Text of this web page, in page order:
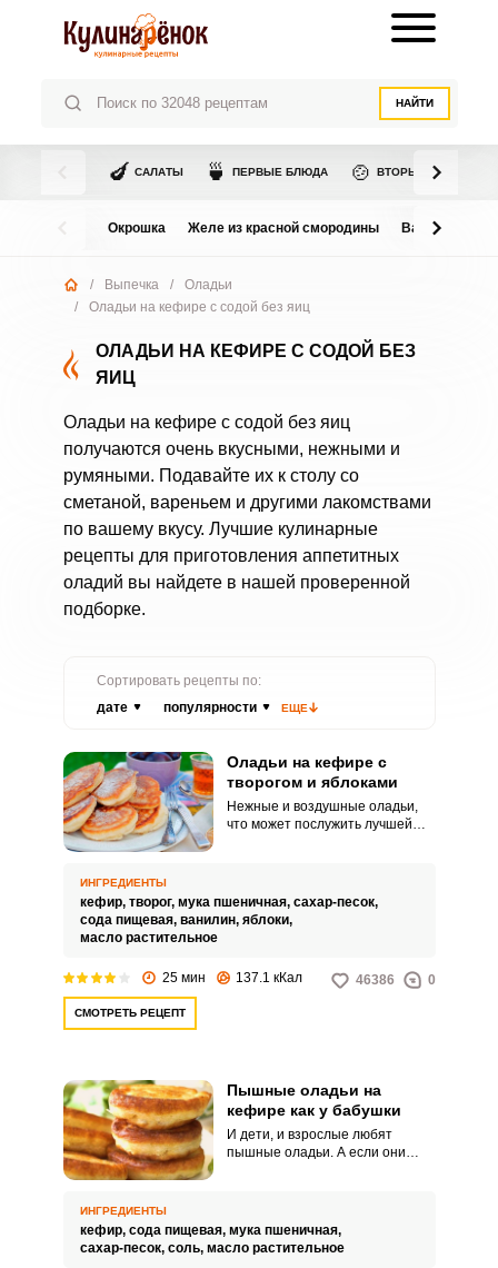
НАЙТИ
🍆 САЛАТЫ 🍵 ПЕРВЫЕ БЛЮДА 🍲 ВТОРЫЕ БЛЮДА
Окрошка Желе из красной смородины Варенье из
/ Выпечка /
Оладьи
/
Оладьи на кефире с содой без яиц
ОЛАДЬИ НА КЕФИРЕ С СОДОЙ БЕЗ
ЯИЦ
Оладьи на кефире с содой без яиц
получаются очень вкусными, нежными и
румяными. Подавайте их к столу со
сметаной, вареньем и другими лакомствами
по вашему вкусу. Лучшие кулинарные
рецепты для приготовления аппетитных
оладий вы найдете в нашей проверенной
подборке.
Сортировать рецепты по:
дате
популярности ЕЩЕ
Оладьи на кефире с
творогом и яблоками
Нежные и воздушные оладьи,
что может послужить лучшей
оладьи имели сливочный вкус. А
также немного натертого
яблока, оно придаст приятную
ИНГРЕДИЕНТЫ
кефир, творог, мука пшеничная, сахар-песок,
сода пищевая, ванилин, яблоки,
масло растительное
25 мин 137.1 кКал 46386 0
СМОТРЕТЬ РЕЦЕПТ
Пышные оладьи на
кефире как у бабушки
И дети, и взрослые любят
пышные оладьи. А если они
Ничего сложного в их
приготовлении нет,
используются самые обычные
ИНГРЕДИЕНТЫ
кефир, сода пищевая, мука пшеничная,
сахар-песок, соль, масло растительное